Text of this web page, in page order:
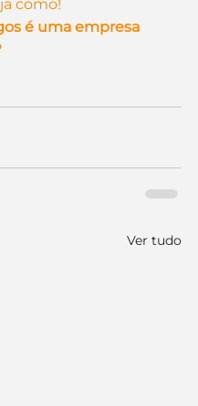
como!
é uma empresa
Ver tudo